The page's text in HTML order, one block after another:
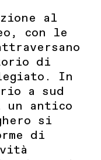
al
con le
di
In
a sud
antico
si
di